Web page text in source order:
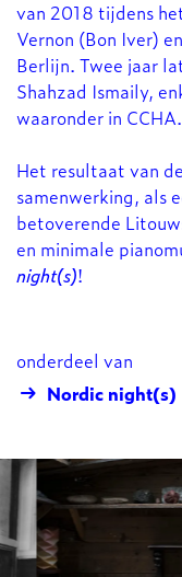
van 2018 tijdens
Vernon (Bon Iver)
Berlijn. Twee jaar
Shahzad Ismaily,
waaronder in CCHA.
Het resultaat van
samenwerking, als
betoverende
en minimale
night(s)!
onderdeel van
Nordic night(s)
Overslaan